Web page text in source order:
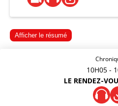
Afficher le résumé
10H05 -
LE RENDEZ-